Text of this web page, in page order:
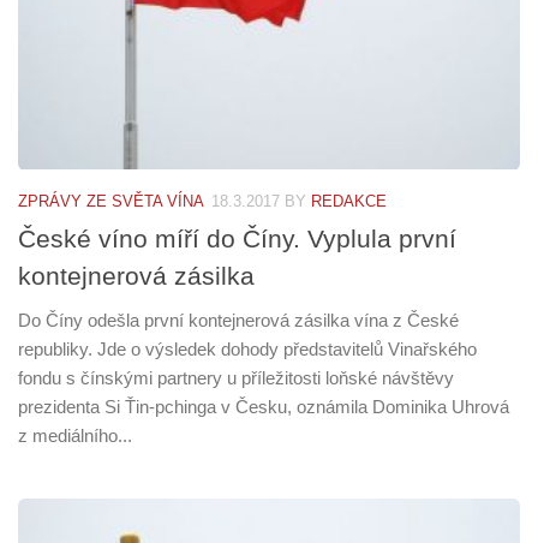
ZPRÁVY ZE SVĚTA VÍNA 18.3.2017 BY REDAKCE
České víno míří do Číny. Vyplula první
kontejnerová zásilka
Do Číny odešla první kontejnerová zásilka vína z České
republiky. Jde o výsledek dohody představitelů Vinařského
fondu s čínskými partnery u příležitosti loňské návštěvy
prezidenta Si Ťin-pchinga v Česku, oznámila Dominika Uhrová
z mediálního...